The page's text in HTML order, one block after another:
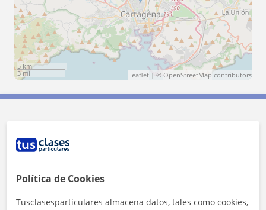
5 km
3 mi
Leaflet | © OpenStreetMap contributors
Política de Cookies
Tusclasesparticulares almacena datos, tales como cookies,